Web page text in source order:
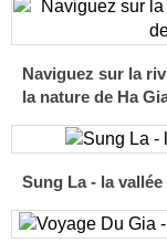
Naviguez sur la
la nature de Ha
Sung La - la